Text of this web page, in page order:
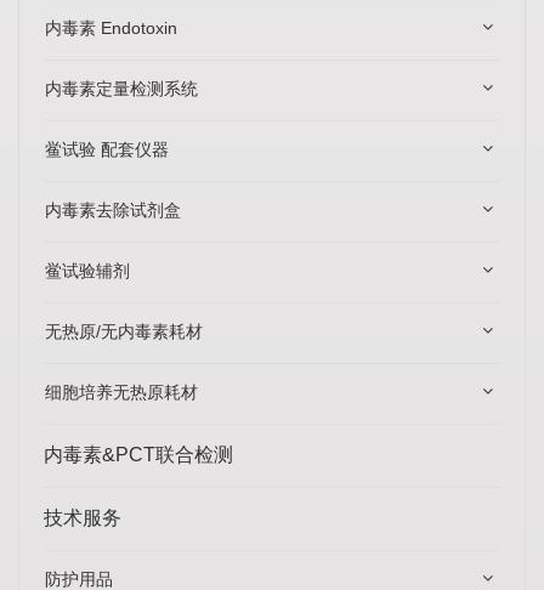
内毒素 Endotoxin
内毒素定量检测系统
鲎试验 配套仪器
内毒素去除试剂盒
鲎试验辅剂
无热原/无内毒素耗材
细胞培养无热原耗材
内毒素&PCT联合检测
技术服务
防护用品